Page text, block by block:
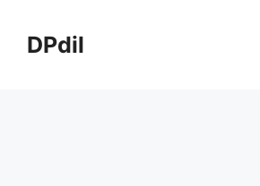
contentDPdil